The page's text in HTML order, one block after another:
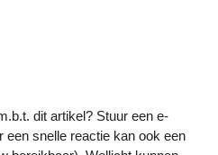
dit artikel? Stuur een e-
een snelle reactie kan ook een